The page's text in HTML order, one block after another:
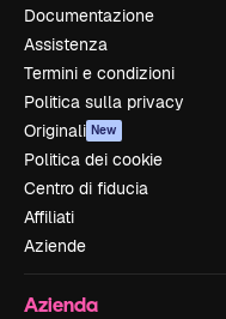
Documentazione
Assistenza
Termini e condizioni
Politica sulla privacy
Originali New
Politica dei cookie
Centro di fiducia
Affiliati
Aziende
Azienda